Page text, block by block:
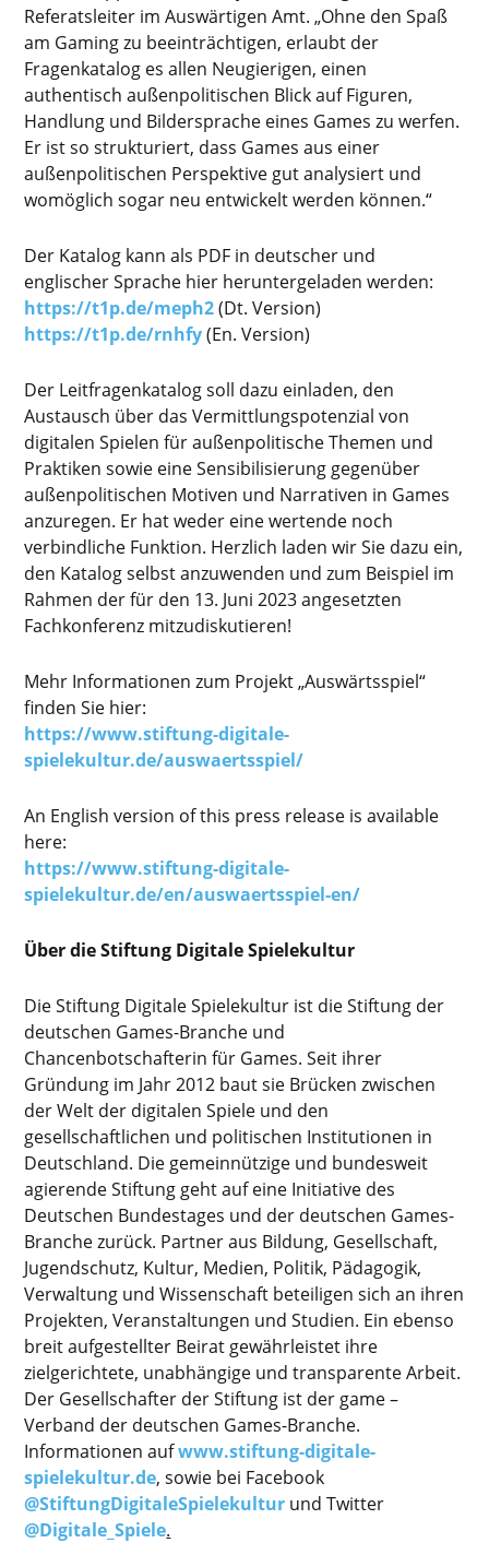
Referatsleiter im Auswärtigen Amt. „Ohne den Spaß
am Gaming zu beeinträchtigen, erlaubt der
Fragenkatalog es allen Neugierigen, einen
authentisch außenpolitischen Blick auf Figuren,
Handlung und Bildersprache eines Games zu werfen.
Er ist so strukturiert, dass Games aus einer
außenpolitischen Perspektive gut analysiert und
womöglich sogar neu entwickelt werden können.“
Der Katalog kann als PDF in deutscher und
englischer Sprache hier heruntergeladen werden:
https://t1p.de/meph2(Dt. Version)
https://t1p.de/rnhfy(En. Version)
Der Leitfragenkatalog soll dazu einladen, den
Austausch über das Vermittlungspotenzial von
digitalen Spielen für außenpolitische Themen und
Praktiken sowie eine Sensibilisierung gegenüber
außenpolitischen Motiven und Narrativen in Games
anzuregen. Er hat weder eine wertende noch
verbindliche Funktion. Herzlich laden wir Sie dazu ein,
den Katalog selbst anzuwenden und zum Beispiel im
Rahmen der für den 13. Juni 2023 angesetzten
Fachkonferenz mitzudiskutieren!
Mehr Informationen zum Projekt „Auswärtsspiel“
finden Sie hier:
https://www.stiftung-digitale-
spielekultur.de/auswaertsspiel/
An English version of this press release is available
here:
https://www.stiftung-digitale-
spielekultur.de/en/auswaertsspiel-en/
Über die Stiftung Digitale Spielekultur
Die Stiftung Digitale Spielekultur ist die Stiftung der
deutschen Games-Branche und
Chancenbotschafterin für Games. Seit ihrer
Gründung im Jahr 2012 baut sie Brücken zwischen
der Welt der digitalen Spiele und den
gesellschaftlichen und politischen Institutionen in
Deutschland. Die gemeinnützige und bundesweit
agierende Stiftung geht auf eine Initiative des
Deutschen Bundestages und der deutschen Games-
Branche zurück. Partner aus Bildung, Gesellschaft,
Jugendschutz, Kultur, Medien, Politik, Pädagogik,
Verwaltung und Wissenschaft beteiligen sich an ihren
Projekten, Veranstaltungen und Studien. Ein ebenso
breit aufgestellter Beirat gewährleistet ihre
zielgerichtete, unabhängige und transparente Arbeit.
Der Gesellschafter der Stiftung ist der game –
Verband der deutschen Games-Branche.
Informationen aufwww.stiftung-digitale-
spielekultur.de, sowie bei Facebook
@StiftungDigitaleSpielekultur und Twitter
@Digitale_Spiele.